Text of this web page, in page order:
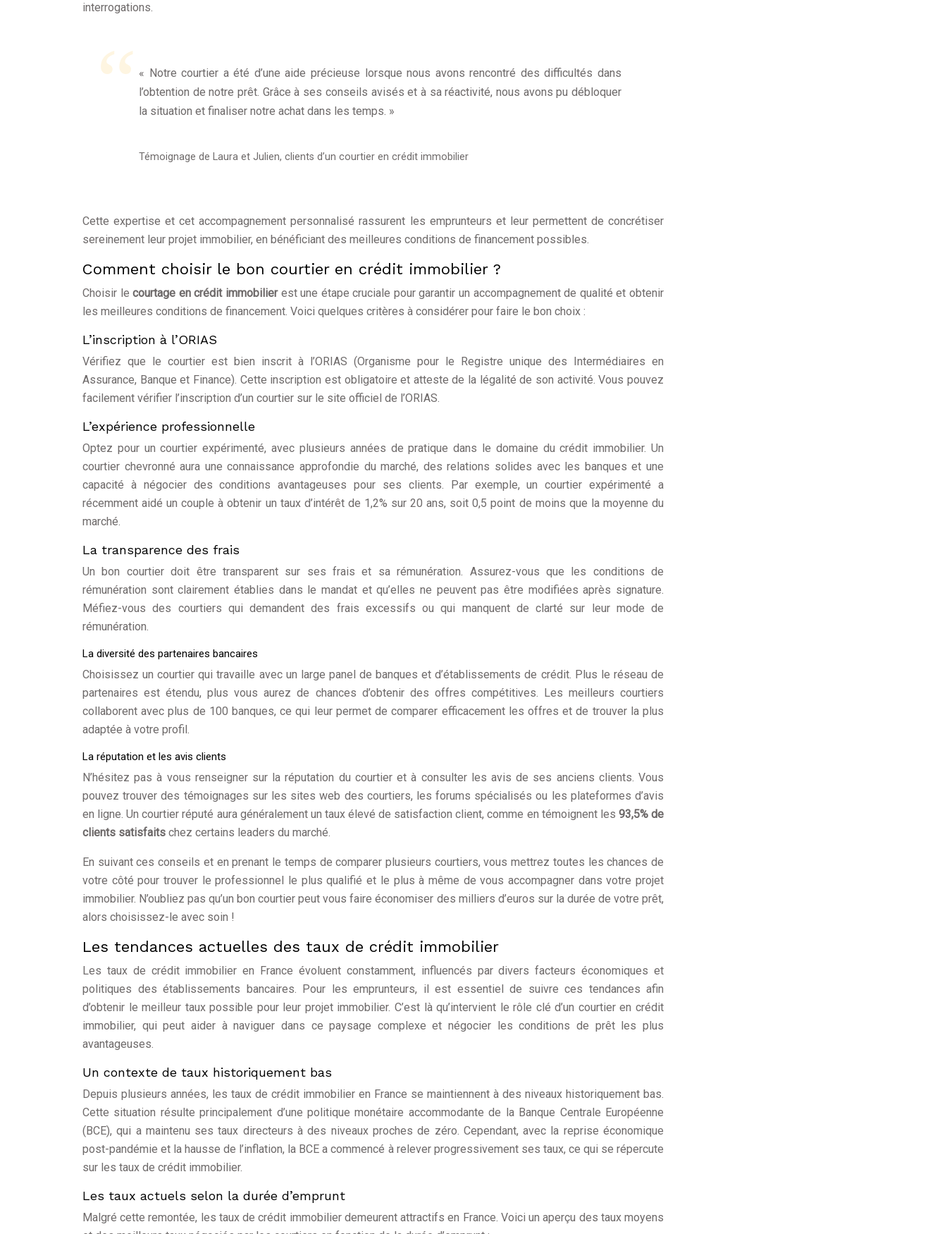
interrogations.
« Notre courtier a été d’une aide précieuse lorsque nous avons rencontré des difficultés dans
l’obtention de notre prêt. Grâce à ses conseils avisés et à sa réactivité, nous avons pu débloquer
la situation et finaliser notre achat dans les temps. »
Témoignage de Laura et Julien, clients d’un courtier en crédit immobilier
Cette expertise et cet accompagnement personnalisé rassurent les emprunteurs et leur permettent de concrétiser
sereinement leur projet immobilier, en bénéficiant des meilleures conditions de financement possibles.
Comment choisir le bon courtier en crédit immobilier ?
Choisir lecourtage en crédit immobilierest une étape cruciale pour garantir un accompagnement de qualité et obtenir
les meilleures conditions de financement. Voici quelques critères à considérer pour faire le bon choix :
L’inscription à l’ORIAS
Vérifiez que le courtier est bien inscrit à l’ORIAS (Organisme pour le Registre unique des Intermédiaires en
Assurance, Banque et Finance). Cette inscription est obligatoire et atteste de la légalité de son activité. Vous pouvez
facilement vérifier l’inscription d’un courtier sur le site officiel de l’ORIAS.
L’expérience professionnelle
Optez pour un courtier expérimenté, avec plusieurs années de pratique dans le domaine du crédit immobilier. Un
courtier chevronné aura une connaissance approfondie du marché, des relations solides avec les banques et une
capacité à négocier des conditions avantageuses pour ses clients. Par exemple, un courtier expérimenté a
récemment aidé un couple à obtenir un taux d’intérêt de 1,2% sur 20 ans, soit 0,5 point de moins que la moyenne du
marché.
La transparence des frais
Un bon courtier doit être transparent sur ses frais et sa rémunération. Assurez-vous que les conditions de
rémunération sont clairement établies dans le mandat et qu’elles ne peuvent pas être modifiées après signature.
Méfiez-vous des courtiers qui demandent des frais excessifs ou qui manquent de clarté sur leur mode de
rémunération.
La diversité des partenaires bancaires
Choisissez un courtier qui travaille avec un large panel de banques et d’établissements de crédit. Plus le réseau de
partenaires est étendu, plus vous aurez de chances d’obtenir des offres compétitives. Les meilleurs courtiers
collaborent avec plus de 100 banques, ce qui leur permet de comparer efficacement les offres et de trouver la plus
adaptée à votre profil.
La réputation et les avis clients
N’hésitez pas à vous renseigner sur la réputation du courtier et à consulter les avis de ses anciens clients. Vous
pouvez trouver des témoignages sur les sites web des courtiers, les forums spécialisés ou les plateformes d’avis
en ligne. Un courtier réputé aura généralement un taux élevé de satisfaction client, comme en témoignent les 93,5% de
clients satisfaits chez certains leaders du marché.
En suivant ces conseils et en prenant le temps de comparer plusieurs courtiers, vous mettrez toutes les chances de
votre côté pour trouver le professionnel le plus qualifié et le plus à même de vous accompagner dans votre projet
immobilier. N’oubliez pas qu’un bon courtier peut vous faire économiser des milliers d’euros sur la durée de votre prêt,
alors choisissez-le avec soin !
Les tendances actuelles des taux de crédit immobilier
Les taux de crédit immobilier en France évoluent constamment, influencés par divers facteurs économiques et
politiques des établissements bancaires. Pour les emprunteurs, il est essentiel de suivre ces tendances afin
d’obtenir le meilleur taux possible pour leur projet immobilier. C’est là qu’intervient le rôle clé d’un courtier en crédit
immobilier, qui peut aider à naviguer dans ce paysage complexe et négocier les conditions de prêt les plus
avantageuses.
Un contexte de taux historiquement bas
Depuis plusieurs années, les taux de crédit immobilier en France se maintiennent à des niveaux historiquement bas.
Cette situation résulte principalement d’une politique monétaire accommodante de la Banque Centrale Européenne
(BCE), qui a maintenu ses taux directeurs à des niveaux proches de zéro. Cependant, avec la reprise économique
post-pandémie et la hausse de l’inflation, la BCE a commencé à relever progressivement ses taux, ce qui se répercute
sur les taux de crédit immobilier.
Les taux actuels selon la durée d’emprunt
Malgré cette remontée, les taux de crédit immobilier demeurent attractifs en France. Voici un aperçu des taux moyens